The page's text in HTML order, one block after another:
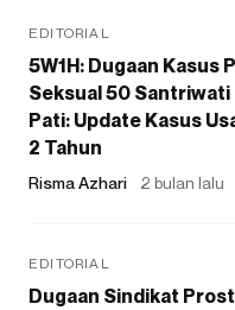
EDITORIAL
5W1H: Dugaan Kasus
Seksual 50
Pati: Update Kasus
2 Tahun
Risma Azhari 2 bulan lalu
EDITORIAL
Dugaan Sindikat